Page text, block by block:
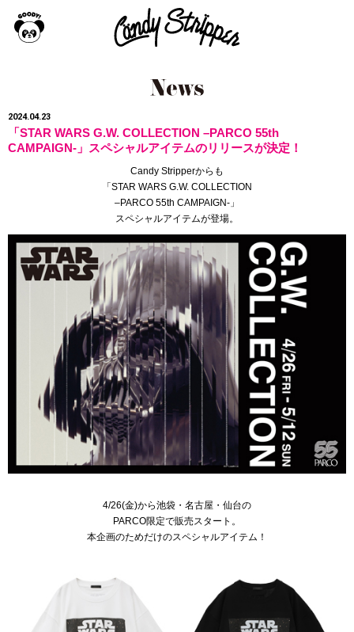
2024.04.23
「STAR WARS G.W. COLLECTION –PARCO 55th
CAMPAIGN-」スペシャルアイテムのリリースが決定！
Candy Stripperからも
「STAR WARS G.W. COLLECTION
–PARCO 55th CAMPAIGN- 」
スペシャルアイテムが登場。
4/26(金)から池袋・名古屋・仙台の
PARCO限定で販売スタート。
本企画のためだけのスペシャルアイテム！